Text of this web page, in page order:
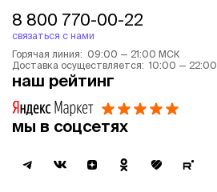
8 800 770-00-22
связаться с нами
Горячая линия: 09:00 — 21:00 МСК
Доставка осуществляется: 10:00 — 22:00
наш рейтинг
мы в соцсетях